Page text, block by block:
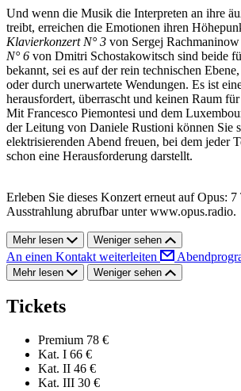
Und wenn die Musik die Interpreten an ihre
treibt, erreichen die Emotionen ihren
Klavierkonzert N° 3 von Sergej
N° 6 von Dmitri Schostakowitsch sind beide
bekannt, sei es auf der rein technischen
oder durch unerwartete Wendungen. Es ist
herausfordert, überrascht und keinen Raum
Mit Francesco Piemontesi und dem
der Leitung von Daniele Rustioni können Sie
elektrisierenden Abend freuen, bei dem jeder
schon eine Herausforderung darstellt.
Erleben Sie dieses Konzert erneut auf Opus: 7
Ausstrahlung abrufbar unter www.opus.radio.
Mehr lesen Weniger sehen
An einen Kontakt weiterleiten
Mehr lesen Weniger sehen
Tickets
Premium 78 €
Kat. I 66 €
Kat. II 46 €
Kat. III 30 €